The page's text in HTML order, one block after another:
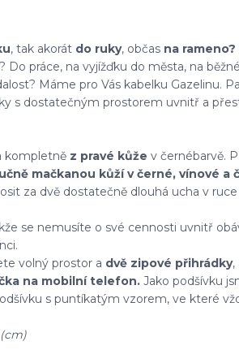
, tak akorát do ruky, občas na rameno?
Do práce, na vyjížďku do města, na
Máme pro Vás kabelku Gazelinu.
s dostatečným prostorem uvnitř a
kompletně z pravé kůže v černébarvě.
mačkanou kůží v černé, vínové a
za dvě dostatečně dlouhá ucha v
se nemusíte o své cennosti uvnitř
volný prostor a dvě zipové přihrádky,
na mobilní telefon. Jako podšívku
s puntíkatým vzorem, ve které
(cm)